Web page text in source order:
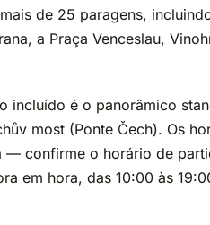
de 25 paragens,
a Praça Venceslau,
incluído é o panorâmico
most (Ponte Čech). Os
— confirme o horário de
em hora, das 10:00 às